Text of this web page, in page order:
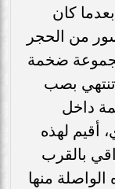
كان
من الحجر
ضخمة
تنتهي بصب
داخل
أقيم لهذه
بالقرب
الواصلة منها